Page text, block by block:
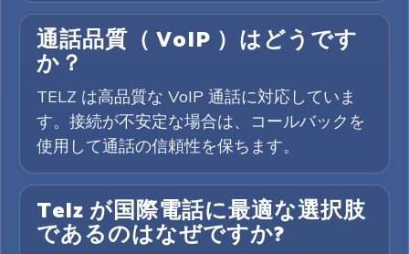
通話品質（ VoIP ）はどうです
か？
TELZ は高品質な VoIP 通話に対応していま
す。接続が不安定な場合は、コールバックを
使用して通話の信頼性を保ちます。
Telz が国際電話に最適な選択肢
であるのはなぜですか?